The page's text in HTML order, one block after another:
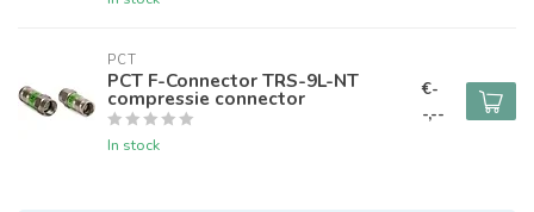
PCT
PCT F-Connector TRS-9L-NT
compressie connector
In stock
€-
-,--